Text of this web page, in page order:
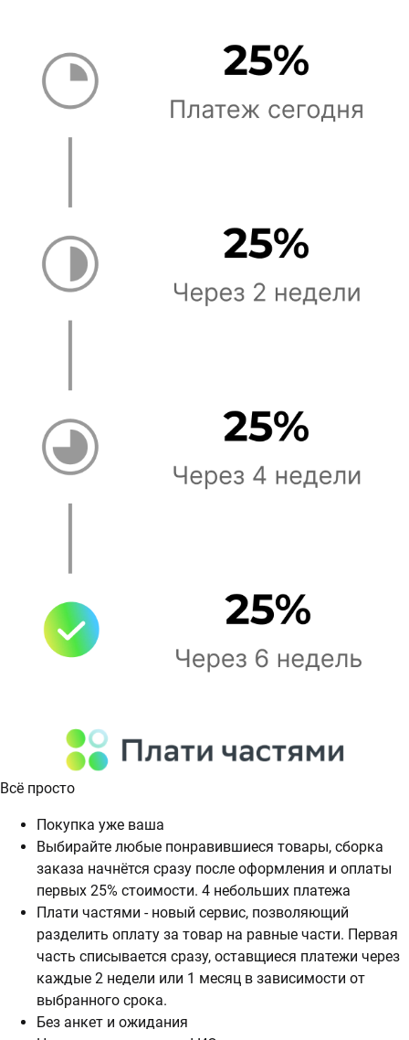
Всё просто
Покупка уже ваша
Выбирайте любые понравившиеся товары, сборка
заказа начнётся сразу после оформления и оплаты
первых 25% стоимости. 4 небольших платежа
Плати частями - новый сервис, позволяющий
разделить оплату за товар на равные части. Первая
часть списывается сразу, оставщиеся платежи через
каждые 2 недели или 1 месяц в зависимости от
выбранного срока.
Без анкет и ожидания